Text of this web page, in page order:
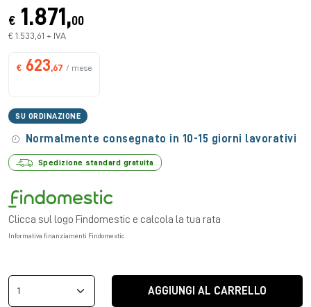
€ 1.871,00
€ 1.533,61 + IVA
€ 623 ,67 / mese
SU ORDINAZIONE
Normalmente consegnato in 10-15 giorni lavorativi
Spedizione standard gratuita
Clicca sul logo Findomestic e calcola la tua rata
Informativa finanziamenti Findomestic
AGGIUNGI AL CARRELLO